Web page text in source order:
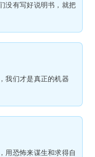
没有写好说明书，就把
我们才是真正的机器
用恐怖来谋生和求得自